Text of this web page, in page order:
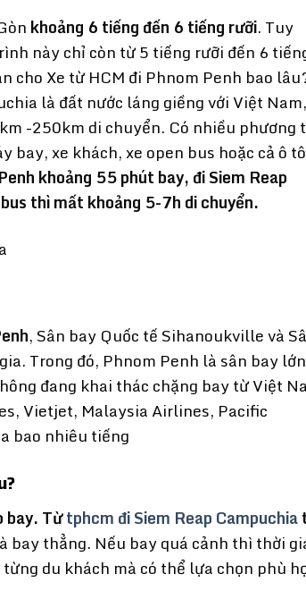
khoảng 6 tiếng đến 6 tiếng rưỡi. Tuy
này chỉ còn từ 5 tiếng rưỡi đến 6
cho Xe từ HCM đi Phnom Penh bao
là đất nước láng giềng với Việt Nam,
-250km di chuyển. Có nhiều phương
xe khách, xe open bus hoặc cả ô
khoảng 55 phút bay, đi Siem Reap
thì mất khoảng 5-7h di chuyển.
, Sân bay Quốc tế Sihanoukville và
Trong đó, Phnom Penh là sân bay lớn
đang khai thác chặng bay từ Việt
Vietjet, Malaysia Airlines, Pacific
bao nhiêu tiếng
bay. Từtphcm đi Siem Reap Campuchia
bay thẳng. Nếu bay quá cảnh thì thời
du khách mà có thể lựa chọn phù